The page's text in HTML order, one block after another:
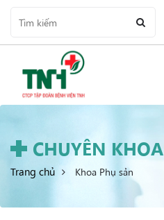
CHUYÊN KHOA
Trang chủ Khoa Phụ sản